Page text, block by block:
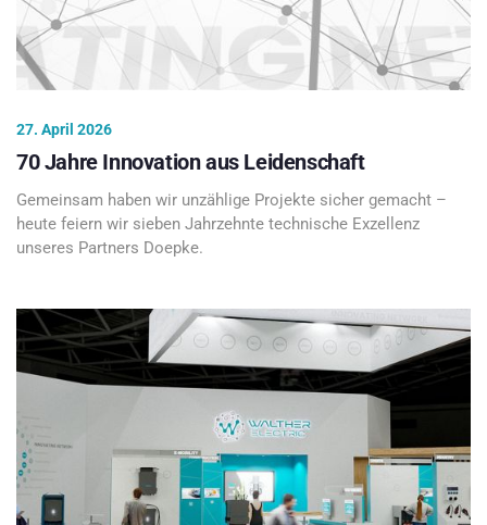
27. April 2026
70 Jahre Innovation aus Leidenschaft
Gemeinsam haben wir unzählige Projekte sicher gemacht –
heute feiern wir sieben Jahrzehnte technische Exzellenz
unseres Partners Doepke.